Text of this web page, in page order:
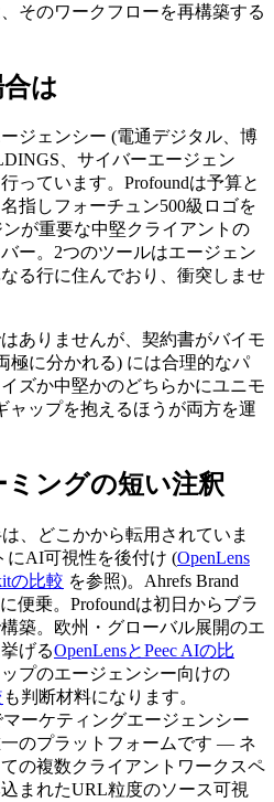
そのワークフローを再構築する
は
ジェンシー (電通デジタル、博
、サイバーエージェン
っています。Profoundは予算と
指しフォーチュン500級ロゴを
ンが重要な中堅クライアントの
ー。2つのツールはエージェン
る行に住んでおり、衝突しませ
ありませんが、契約書がバイモ
極に分かれる) には合理的なパ
ズか中堅かのどちらかにユニモ
ャップを抱えるほうが両方を運
ングの短い注釈
、どこかから転用されていま
にAI可視性を後付け (OpenLens
の比較 を参照)。Ahrefs Brand
便乗。Profoundは初日からブラ
築。欧州・グローバル展開のエ
げるOpenLensとPeec AIの比
プのエージェンシー向けの
も判断材料になります。
ーケティングエージェンシー
のプラットフォームです — ネ
の複数クライアントワークスペ
まれたURL粒度のソース可視